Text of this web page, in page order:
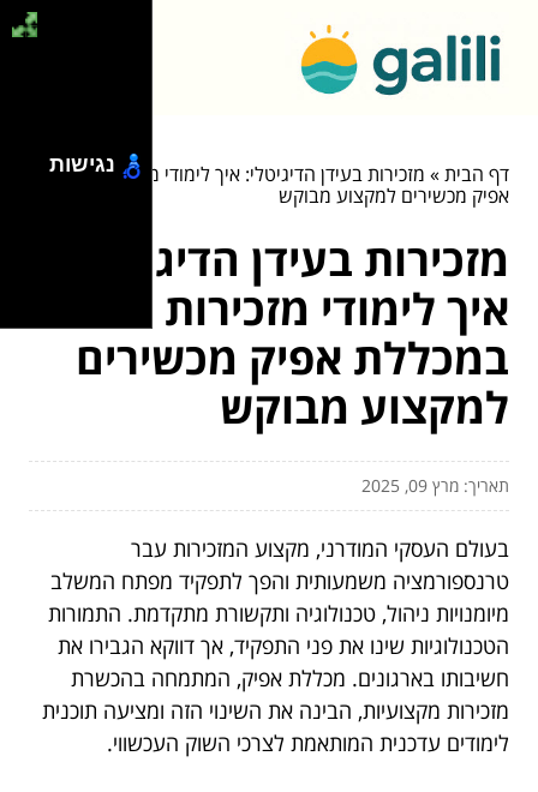
דף הבית» מזכירות בעידן הדיגיטלי: איך לימודי מזכירות במכללת
אפיק מכשירים למקצוע מבוקש
מזכירות בעידן הדיגיטלי:
איך לימודי מזכירות
במכללת אפיק מכשירים
למקצוע מבוקש
תאריך: מרץ 09, 2025
בעולם העסקי המודרני, מקצוע המזכירות עבר
טרנספורמציה משמעותית והפך לתפקיד מפתח המשלב
מיומנויות ניהול, טכנולוגיה ותקשורת מתקדמת. התמורות
הטכנולוגיות שינו את פני התפקיד, אך דווקא הגבירו את
חשיבותו בארגונים. מכללת אפיק, המתמחה בהכשרת
מזכירות מקצועיות, הבינה את השינוי הזה ומציעה תוכנית
לימודים עדכנית המותאמת לצרכי השוק העכשווי.
נגישות